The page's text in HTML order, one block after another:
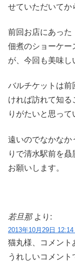
せていただいてか
前回お店にあった
佃煮のショーケー
が、今回も美味し
バルチケットは前
ければ訪れて知る
りがたいと思って
遠いのでなかなか
りで清水駅前を贔
お願いします。
若旦那 より:
2013年10月29日 12:14
猫丸様、コメント
うれしいコメント